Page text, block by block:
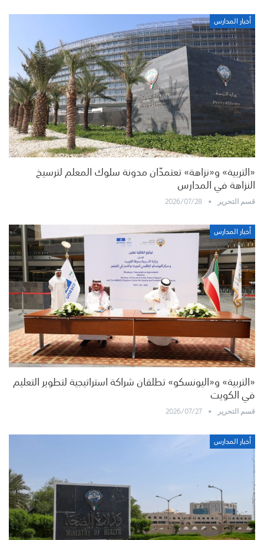
أخبار المدارس
«التربية» و«نزاهة» تعتمدّان مدونة سلوك المعلم لترسيخ
النزاهة في المدارس
قسم التحرير
2026/07/28
أخبار المدارس
«التربية» و«اليونسكو» تطلقان شراكة استراتيجية لتطوير التعليم
في الكويت
قسم التحرير
2026/07/27
أخبار المدارس